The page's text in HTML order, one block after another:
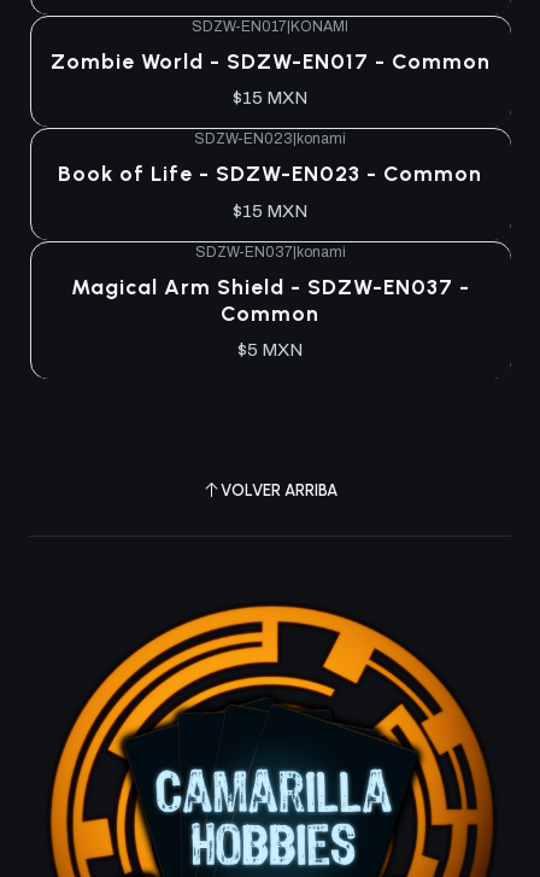
SDZW-EN017|KONAMI
Zombie World - SDZW-EN017 - Common
$15 MXN
SDZW-EN023 konami
Book of Life - SDZW-EN023 - Common
$15 MXN
SDZW-EN037|konami
Magical Arm Shield - SDZW-EN037 -
Common
$5 MXN
VOLVER ARRIBA